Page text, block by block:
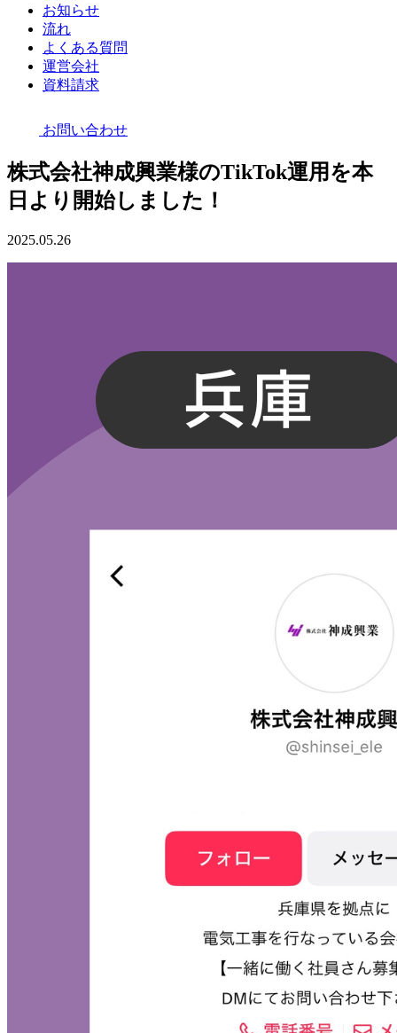
お知らせ
流れ
よくある質問
運営会社
資料請求
お問い合わせ
株式会社神成興業様のTikTok運用を本
日より開始しました！
2025.05.26